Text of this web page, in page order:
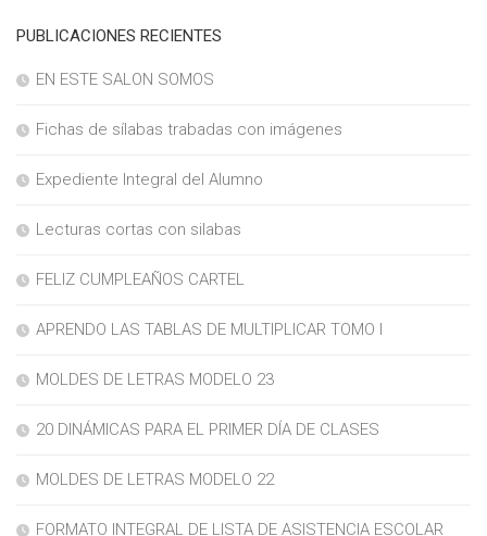
PUBLICACIONES RECIENTES
EN ESTE SALON SOMOS
Fichas de sílabas trabadas con imágenes
Expediente Integral del Alumno
Lecturas cortas con silabas
FELIZ CUMPLEAÑOS CARTEL
APRENDO LAS TABLAS DE MULTIPLICAR TOMO I
MOLDES DE LETRAS MODELO 23
20 DINÁMICAS PARA EL PRIMER DÍA DE CLASES
MOLDES DE LETRAS MODELO 22
FORMATO INTEGRAL DE LISTA DE ASISTENCIA ESCOLAR